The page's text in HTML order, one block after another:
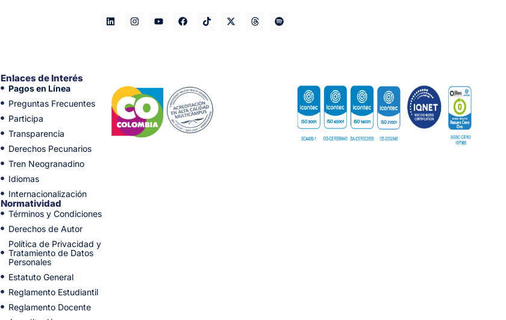
Enlaces de Interés
Pagos en Línea
Preguntas Frecuentes
Participa
Transparencia
Derechos Pecunarios
Tren Neogranadino
Idiomas
Internacionalización
Normatividad
Términos y Condiciones
Derechos de Autor
Política de Privacidad y
Tratamiento de Datos
Personales
Estatuto General
Reglamento Estudiantil
Reglamento Docente